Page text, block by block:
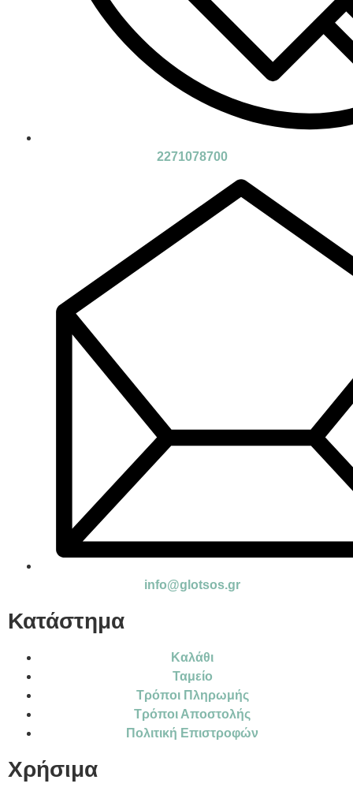
2271078700
info@glotsos.gr
Κατάστημα
Καλάθι
Ταμείο
Τρόποι Πληρωμής
Τρόποι Αποστολής
Πολιτική Επιστροφών
Χρήσιμα